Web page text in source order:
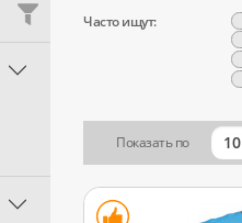
Часто ищут:
Показать по 10